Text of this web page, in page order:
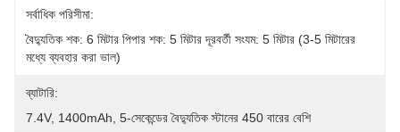
সর্বাধিক পরিসীমা:
বৈদ্যুতিক শক: 6 মিটার পিপার শক: 5 মিটার দূরবর্তী সংযম: 5 মিটার (3-5 মিটারের
মধ্যে ব্যবহার করা ভাল)
ব্যাটারি:
7.4V, 1400mAh, 5-সেকেন্ডের বৈদ্যুতিক স্টানের 450 বারের বেশি